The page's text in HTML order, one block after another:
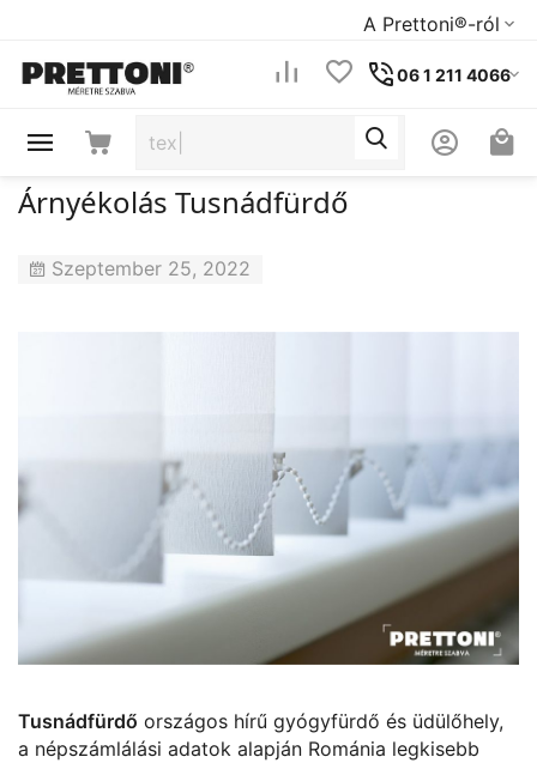
A Prettoni®-ról
06 1 211 4066
Árnyékolás Tusnádfürdő
Szeptember 25, 2022
Tusnádfürdő országos hírű gyógyfürdő és üdülőhely,
a népszámlálási adatok alapján Románia legkisebb